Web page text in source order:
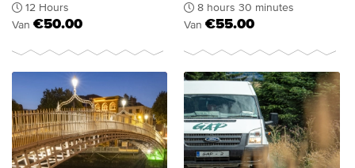
12 Hours
Van €50.00
8 hours 30 minutes
Van €55.00